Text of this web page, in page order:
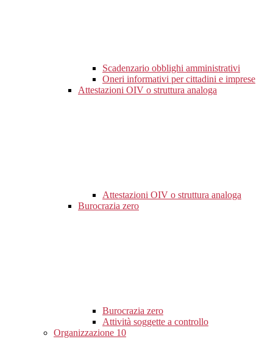
Scadenzario obblighi amministrativi
Oneri informativi per cittadini e imprese
Attestazioni OIV o struttura analoga
Attestazioni OIV o struttura analoga
Burocrazia zero
Burocrazia zero
Attività soggette a controllo
Organizzazione 10